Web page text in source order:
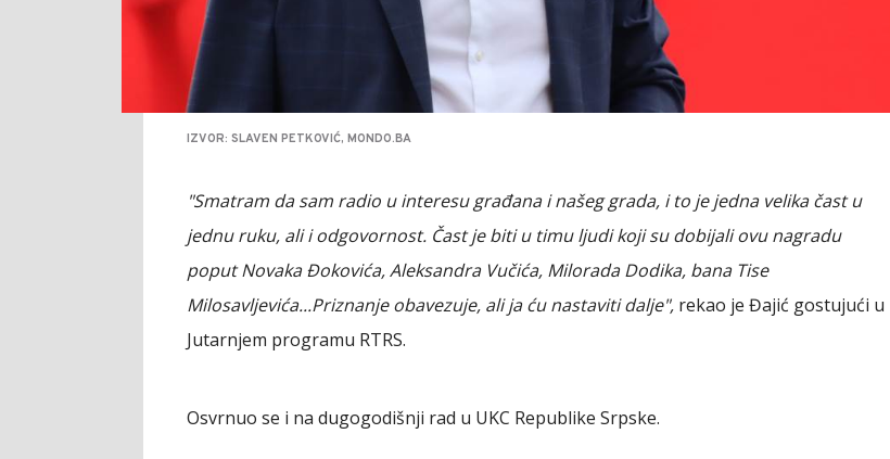
IZVOR: SLAVEN PETKOVIĆ, MONDO.BA
"Smatram da sam radio u interesu građana i našeg grada, i to je jedna velika čast u
jednu ruku, ali i odgovornost. Čast je biti u timu ljudi koji su dobijali ovu nagradu
poput Novaka Đokovića, Aleksandra Vučića, Milorada Dodika, bana Tise
Milosavljevića...Priznanje obavezuje, ali ja ću nastaviti dalje", rekao je Đajić gostujući u
Jutarnjem programu RTRS.
Osvrnuo se i na dugogodišnji rad u UKC Republike Srpske.